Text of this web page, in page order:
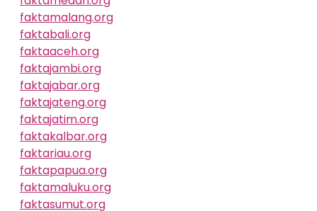
faktamalang.org
faktabali.org
faktaaceh.org
faktajambi.org
faktajabar.org
faktajateng.org
faktajatim.org
faktakalbar.org
faktariau.org
faktapapua.org
faktamaluku.org
faktasumut.org